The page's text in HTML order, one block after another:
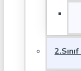
2.Sınıf